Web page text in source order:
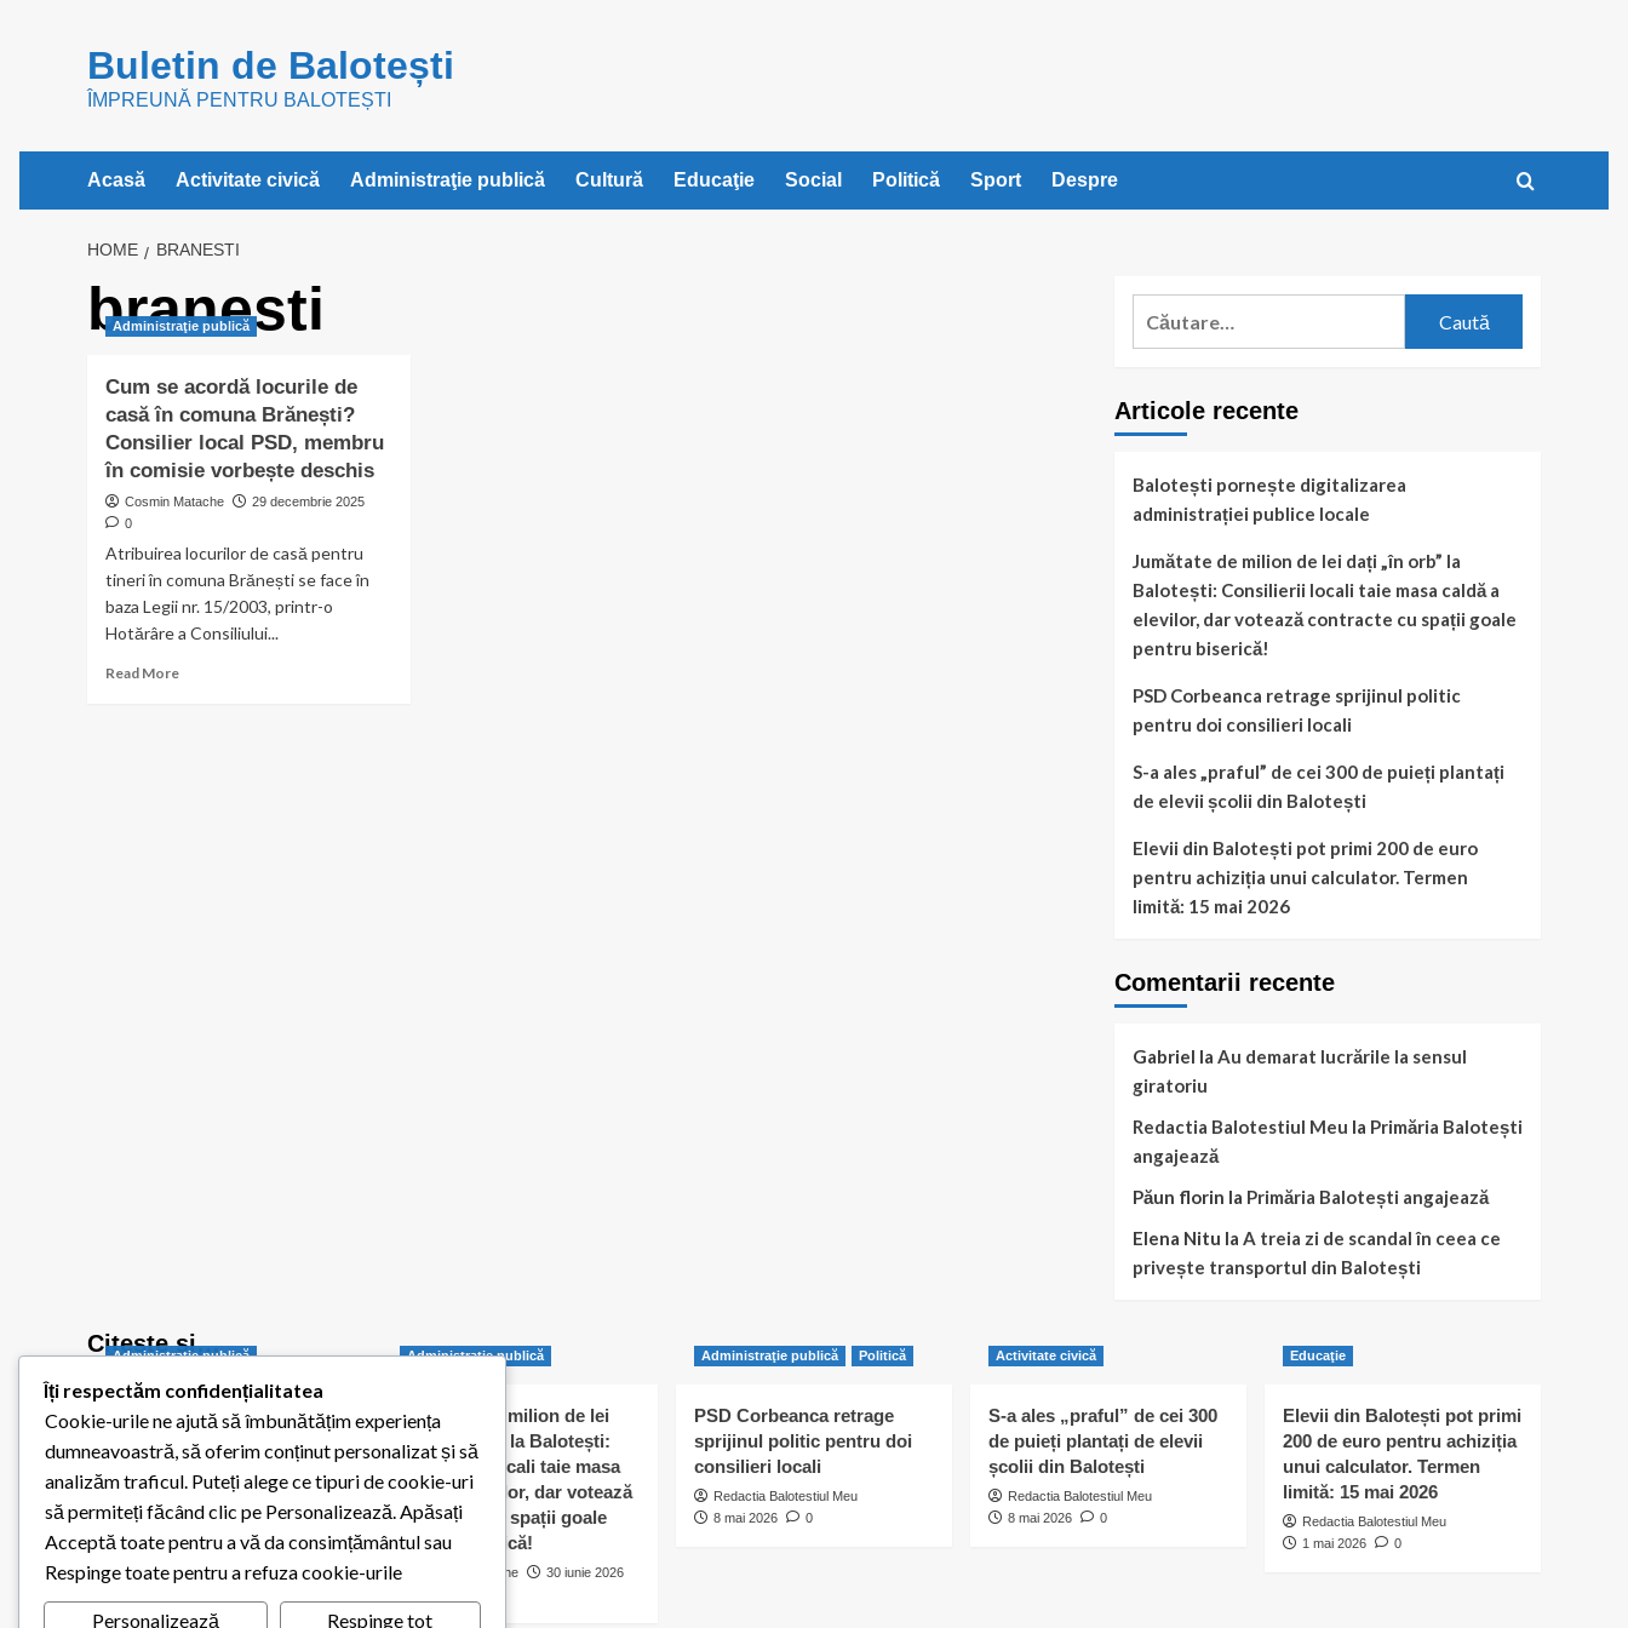
Buletin de Balotești
ÎMPREUNĂ PENTRU BALOTEȘTI
Acasă Activitate civică Administraţie publică Cultură Educaţie Social Politică Sport Despre
HOME BRANESTI
branesti
Administraţie publică
Cum se acordă locurile de
casă în comuna Brănești?
Consilier local PSD, membru
în comisie vorbește deschis
Cosmin Matache
29 decembrie 2025
0
Atribuirea locurilor de casă pentru
tineri în comuna Brănești se face în
baza Legii nr. 15/2003, printr-o
Hotărâre a Consiliului...
Read MoreRead
Caută
Articole recente
Balotești pornește digitalizarea
administrației publice locale
Jumătate de milion de lei dați „în orb” la
Balotești: Consilierii locali taie masa caldă a
elevilor, dar votează contracte cu spații goale
pentru biserică!
PSD Corbeanca retrage sprijinul politic
pentru doi consilieri locali
S-a ales „praful” de cei 300 de puieți plantați
de elevii școlii din Balotești
Elevii din Balotești pot primi 200 de euro
pentru achiziția unui calculator. Termen
limită: 15 mai 2026
Comentarii recente
Gabriel la Au demarat lucrările la sensul
giratoriu
Redactia Balotestiul Meu la Primăria Balotești
angajează
Păun florin la Primăria Balotești angajează
Elena Nitu la A treia zi de scandal în ceea ce
privește transportul din Balotești
Citește și…
Administraţie publică
Balotești pornește
digitalizarea administrației
publice locale
Redactia Balotestiul Meu
26 iulie 2026
0
Administraţie publică
Jumătate de milion de lei
dați „în orb” la Balotești:
Consilierii locali taie masa
caldă a elevilor, dar votează
contracte cu spații goale
pentru biserică!
Cosmin Matache
30 iunie 2026
Administraţie publică Politică
PSD Corbeanca retrage
sprijinul politic pentru doi
consilieri locali
Redactia Balotestiul Meu
8 mai 2026
0
Activitate civică
S-a ales „praful” de cei 300
de puieți plantați de elevii
școlii din Balotești
Redactia Balotestiul Meu
8 mai 2026
0
Educaţie
Elevii din Balotești pot primi
200 de euro pentru achiziția
unui calculator. Termen
limită: 15 mai 2026
Redactia Balotestiul Meu
1 mai 2026
0
Îți respectăm confidențialitatea
Cookie-urile ne ajută să îmbunătățim experiența
dumneavoastră, să oferim conținut personalizat și să
analizăm traficul. Puteți alege ce tipuri de cookie-uri
să permiteți făcând clic pe Personalizează. Apăsați
Acceptă toate pentru a vă da consimțământul sau
Respinge toate pentru a refuza cookie-urile
Personalizează Respinge tot